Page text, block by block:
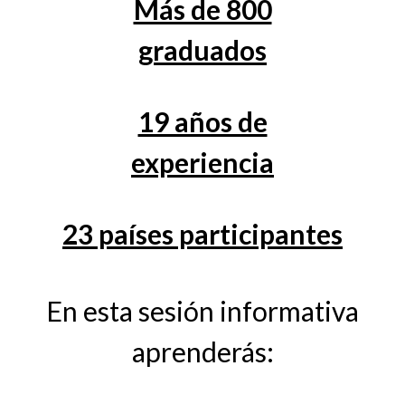
Más de 800
graduados
19 años de
experiencia
23 países participantes
En esta sesión informativa
aprenderás: